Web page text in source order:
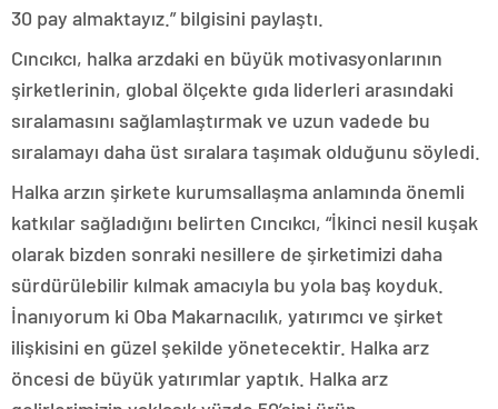
30 pay almaktayız.” bilgisini paylaştı.
Cıncıkcı, halka arzdaki en büyük motivasyonlarının
şirketlerinin, global ölçekte gıda liderleri arasındaki
sıralamasını sağlamlaştırmak ve uzun vadede bu
sıralamayı daha üst sıralara taşımak olduğunu söyledi.
Halka arzın şirkete kurumsallaşma anlamında önemli
katkılar sağladığını belirten Cıncıkcı, “İkinci nesil kuşak
olarak bizden sonraki nesillere de şirketimizi daha
sürdürülebilir kılmak amacıyla bu yola baş koyduk.
İnanıyorum ki Oba Makarnacılık, yatırımcı ve şirket
ilişkisini en güzel şekilde yönetecektir. Halka arz
öncesi de büyük yatırımlar yaptık. Halka arz